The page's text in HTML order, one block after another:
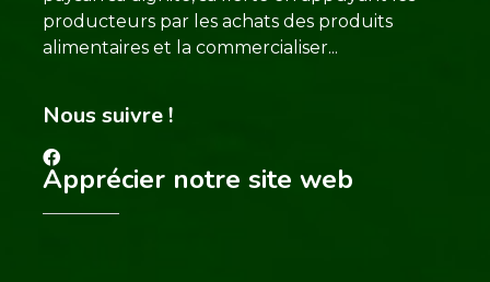
producteurs par les achats des produits
alimentaires et la commercialiser...
Nous suivre !
Apprécier notre site web